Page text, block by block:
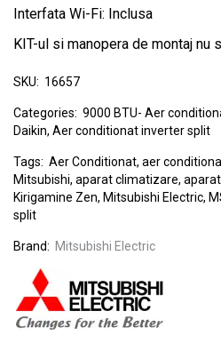
Interfata Wi-Fi: Inclusa
KIT-ul si manopera de montaj nu
SKU: 16657
Categories: 9000 BTU- Aer
Daikin, Aer conditionat inverter split
Tags: Aer Conditionat, aer
Mitsubishi, aparat climatizare,
Kirigamine Zen, Mitsubishi Electric,
split
Brand: Mitsubishi Electric